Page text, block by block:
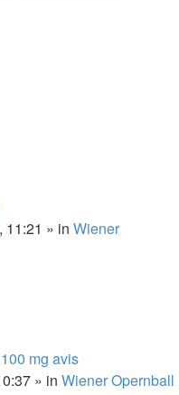
11:21 » in Wiener
mg avis
» in Wiener Opernball